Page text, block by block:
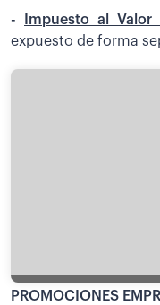
- Impuesto al Valor
expuesto de forma
PROMOCIONES